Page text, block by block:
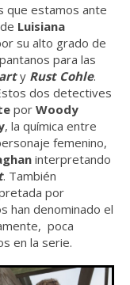
que estamos ante
Luisiana
su alto grado de
para las
y Rust Cohle.
dos detectives
por Woody
, la química entre
femenino,
interpretando
. También
por
han denominado el
poca
en la serie.